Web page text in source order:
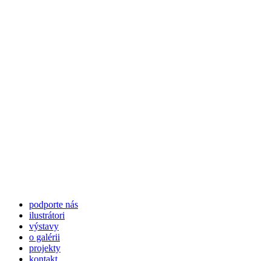
podporte nás
ilustrátori
výstavy
o galérii
projekty
kontakt